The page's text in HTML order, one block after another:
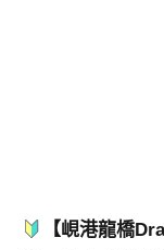
【峴港龍橋